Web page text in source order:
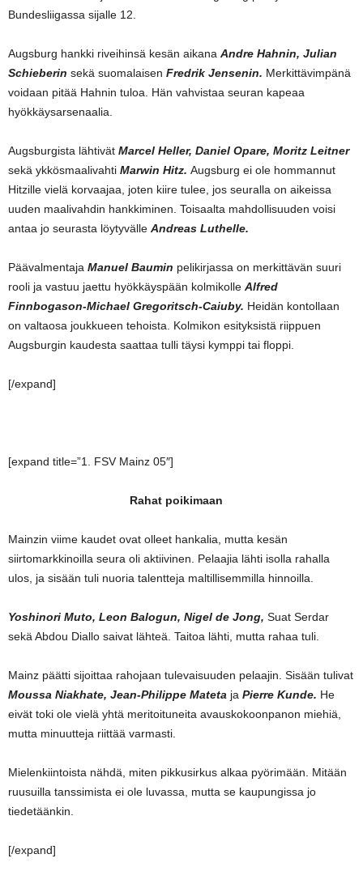
Bundesliigassa sijalle 12.
Augsburg hankki riveihinsä kesän aikana Andre Hahnin, Julian
Schieberin sekä suomalaisen Fredrik Jensenin. Merkittävimpänä
voidaan pitää Hahnin tuloa. Hän vahvistaa seuran kapeaa
hyökkäysarsenaalia.
Augsburgista lähtivät Marcel Heller, Daniel Opare, Moritz Leitner
sekä ykkösmaalivahti Marwin Hitz. Augsburg ei ole hommannut
Hitzille vielä korvaajaa, joten kiire tulee, jos seuralla on aikeissa
uuden maalivahdin hankkiminen. Toisaalta mahdollisuuden voisi
antaa jo seurasta löytyvälle Andreas Luthelle.
Päävalmentaja Manuel Baumin pelikirjassa on merkittävän suuri
rooli ja vastuu jaettu hyökkäyspään kolmikolle Alfred
Finnbogason-Michael Gregoritsch-Caiuby. Heidän kontollaan
on valtaosa joukkueen tehoista. Kolmikon esityksistä riippuen
Augsburgin kaudesta saattaa tulli täysi kymppi tai floppi.
[/expand]
[expand title=”1. FSV Mainz 05″]
Rahat poikimaan
Mainzin viime kaudet ovat olleet hankalia, mutta kesän
siirtomarkkinoilla seura oli aktiivinen. Pelaajia lähti isolla rahalla
ulos, ja sisään tuli nuoria talentteja maltillisemmilla hinnoilla.
Yoshinori Muto, Leon Balogun, Nigel de Jong, Suat Serdar
sekä Abdou Diallo saivat lähteä. Taitoa lähti, mutta rahaa tuli.
Mainz päätti sijoittaa rahojaan tulevaisuuden pelaajin. Sisään tulivat
Moussa Niakhate, Jean-Philippe Mateta ja Pierre Kunde. He
eivät toki ole vielä yhtä meritoituneita avauskokoonpanon miehiä,
mutta minuutteja riittää varmasti.
Mielenkiintoista nähdä, miten pikkusirkus alkaa pyörimään. Mitään
ruusuilla tanssimista ei ole luvassa, mutta se kaupungissa jo
tiedetäänkin.
[/expand]